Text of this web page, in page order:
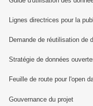
Lignes directrices pour la
Demande de réutilisation de
Stratégie de données
Feuille de route pour l'open
Gouvernance du projet